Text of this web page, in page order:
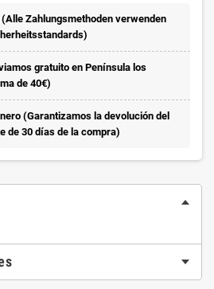
Zahlungsmethoden verwenden
gratuito en Península los
de 40€)
(Garantizamos la devolución del
de 30 días de la compra)